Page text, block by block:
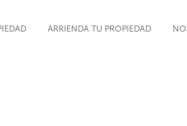
ARRIENDA TU PROPIEDAD